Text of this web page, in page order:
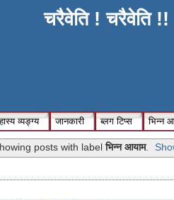
चरैवेति ! चरैवेति !!
हास्य व्यङ्ग्य जानकारी ब्लग टिप्स भिन्न
posts with labelभिन्न आयाम.